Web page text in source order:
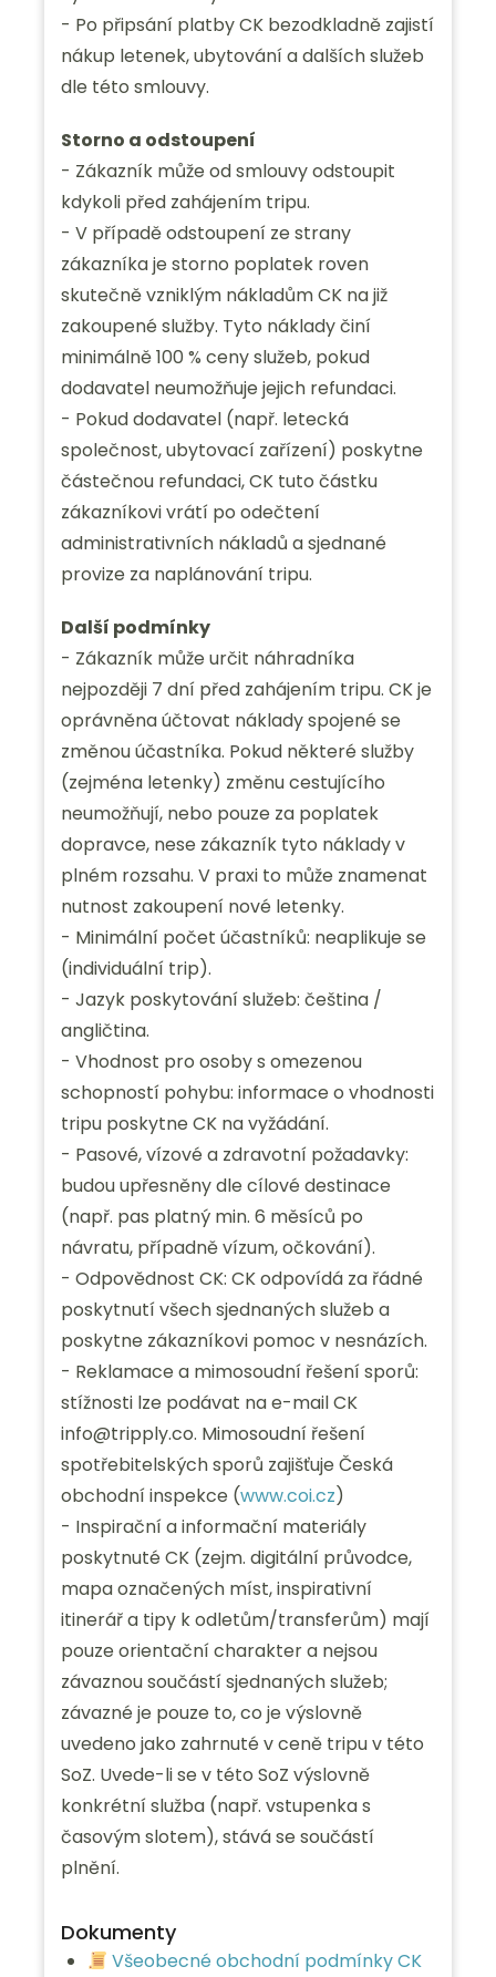
- Po připsání platby CK bezodkladně zajistí
nákup letenek, ubytování a dalších služeb
dle této smlouvy.
Storno a odstoupení
- Zákazník může od smlouvy odstoupit
kdykoli před zahájením tripu.
- V případě odstoupení ze strany
zákazníka je storno poplatek roven
skutečně vzniklým nákladům CK na již
zakoupené služby. Tyto náklady činí
minimálně 100 % ceny služeb, pokud
dodavatel neumožňuje jejich refundaci.
- Pokud dodavatel (např. letecká
společnost, ubytovací zařízení) poskytne
částečnou refundaci, CK tuto částku
zákazníkovi vrátí po odečtení
administrativních nákladů a sjednané
provize za naplánování tripu.
Další podmínky
- Zákazník může určit náhradníka
nejpozději 7 dní před zahájením tripu. CK je
oprávněna účtovat náklady spojené se
změnou účastníka. Pokud některé služby
(zejména letenky) změnu cestujícího
neumožňují, nebo pouze za poplatek
dopravce, nese zákazník tyto náklady v
plném rozsahu. V praxi to může znamenat
nutnost zakoupení nové letenky.
- Minimální počet účastníků: neaplikuje se
(individuální trip).
- Jazyk poskytování služeb: čeština /
angličtina.
- Vhodnost pro osoby s omezenou
schopností pohybu: informace o vhodnosti
tripu poskytne CK na vyžádání.
- Pasové, vízové a zdravotní požadavky:
budou upřesněny dle cílové destinace
(např. pas platný min. 6 měsíců po
návratu, případně vízum, očkování).
- Odpovědnost CK: CK odpovídá za řádné
poskytnutí všech sjednaných služeb a
poskytne zákazníkovi pomoc v nesnázích.
- Reklamace a mimosoudní řešení sporů:
stížnosti lze podávat na e-mail CK
info@tripply.co. Mimosoudní řešení
spotřebitelských sporů zajišťuje Česká
obchodní inspekce (www.coi.cz)
- Inspirační a informační materiály
poskytnuté CK (zejm. digitální průvodce,
mapa označených míst, inspirativní
itinerář a tipy k odletům/transferům) mají
pouze orientační charakter a nejsou
závaznou součástí sjednaných služeb;
závazné je pouze to, co je výslovně
uvedeno jako zahrnuté v ceně tripu v této
SoZ. Uvede-li se v této SoZ výslovně
konkrétní služba (např. vstupenka s
časovým slotem), stává se součástí
plnění.
Dokumenty
Všeobecné obchodní podmínky CK